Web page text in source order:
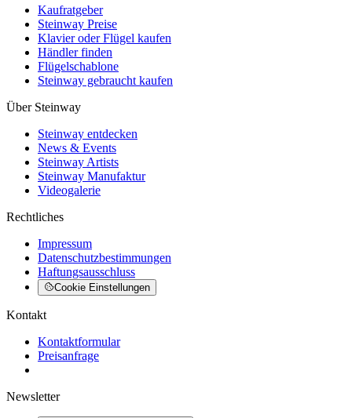
Kaufratgeber
Steinway Preise
Klavier oder Flügel kaufen
Händler finden
Flügelschablone
Steinway gebraucht kaufen
Über Steinway
Steinway entdecken
News & Events
Steinway Artists
Steinway Manufaktur
Videogalerie
Rechtliches
Impressum
Datenschutzbestimmungen
Haftungsausschluss
Cookie Einstellungen
Kontakt
Kontaktformular
Preisanfrage
Newsletter